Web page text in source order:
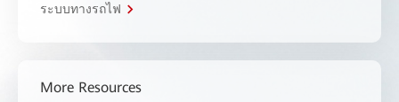
ระบบทางรถไฟ
More Resources